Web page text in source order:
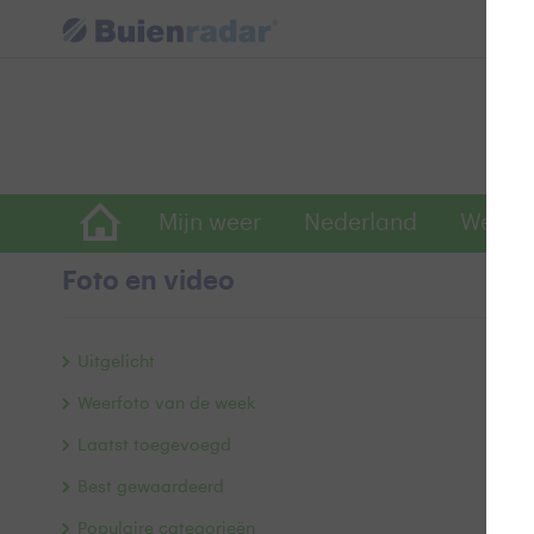
Mijn weer Nederland
Foto en video
Uitgelicht
Weerfoto van de week
Laatst toegevoegd
Best gewaardeerd
Populaire categorieën